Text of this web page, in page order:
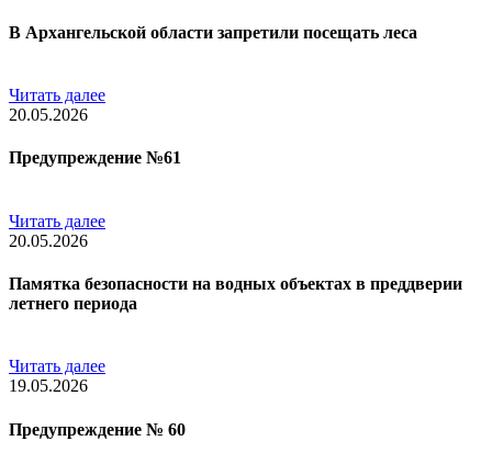
В Архангельской области запретили посещать леса
Читать далее
20.05.2026
Предупреждение №61
Читать далее
20.05.2026
Памятка безопасности на водных объектах в преддверии
летнего периода
Читать далее
19.05.2026
Предупреждение № 60